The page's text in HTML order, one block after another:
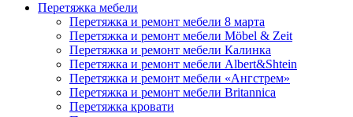
Перетяжка мебели
Перетяжка и ремонт мебели 8 марта
Перетяжка и ремонт мебели Möbel & Zeit
Перетяжка и ремонт мебели Калинка
Перетяжка и ремонт мебели Albert&Shtein
Перетяжка и ремонт мебели «Ангстрем»
Перетяжка и ремонт мебели Britannica
Перетяжка кровати